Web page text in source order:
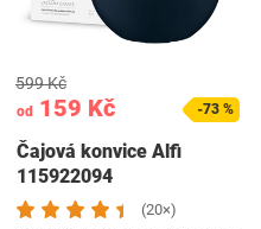
od 159 Kč
599 Kč
-73 %
Čajová konvice Alfi
115922094
(20×)